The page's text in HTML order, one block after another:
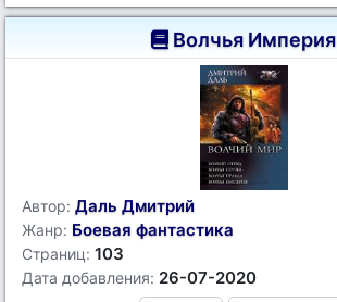
Волчья Империя
Автор: Даль Дмитрий
Жанр: Боевая фантастика
Страниц: 103
Дата добавления: 26-07-2020